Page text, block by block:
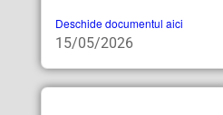
Deschide documentul aici
15/05/2026